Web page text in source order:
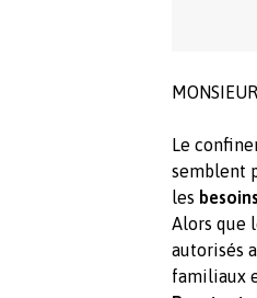
Le
semblent
les besoins
Alors que
autorisés
familiaux